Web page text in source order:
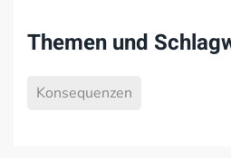
Themen und
Konsequenzen